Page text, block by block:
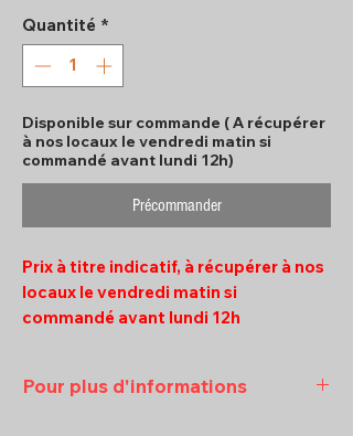
Quantité *
Disponible sur commande ( A récupérer
à nos locaux le vendredi matin si
commandé avant lundi 12h)
Précommander
Prix à titre indicatif, à récupérer à nos
locaux le vendredi matin si
commandé avant lundi 12h
Pour plus d'informations